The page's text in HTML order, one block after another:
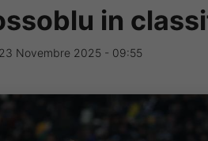
in
23 Novembre 2025 - 09:55